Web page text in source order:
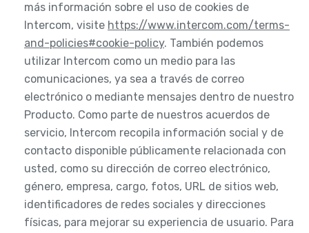
más información sobre el uso de cookies de
Intercom, visite https://www.intercom.com/terms-
and-policies#cookie-policy. También podemos
utilizar Intercom como un medio para las
comunicaciones, ya sea a través de correo
electrónico o mediante mensajes dentro de nuestro
Producto. Como parte de nuestros acuerdos de
servicio, Intercom recopila información social y de
contacto disponible públicamente relacionada con
usted, como su dirección de correo electrónico,
género, empresa, cargo, fotos, URL de sitios web,
identificadores de redes sociales y direcciones
físicas, para mejorar su experiencia de usuario. Para